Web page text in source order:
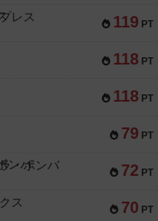
119 PT
レス
118 PT
118 PT
79 PT
72 PT
・ボンバ
70 PT
ス